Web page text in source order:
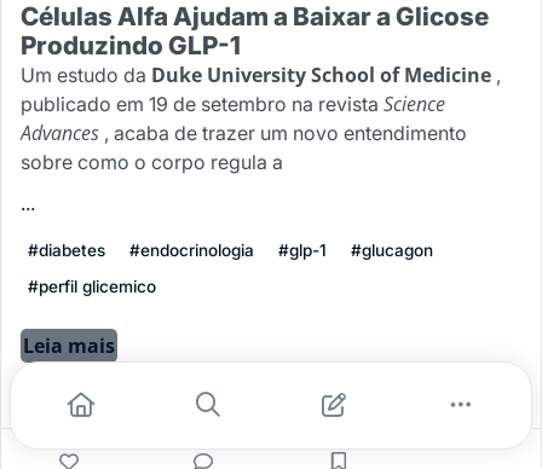
Células Alfa Ajudam a Baixar a Glicose
Produzindo GLP-1
Um estudo da Duke University School of Medicine ,
publicado em 19 de setembro na revista Science
Advances , acaba de trazer um novo entendimento
sobre como o corpo regula a
...
#diabetes #endocrinologia #glp-1
#glucagon
#perfil glicemico
Leia mais